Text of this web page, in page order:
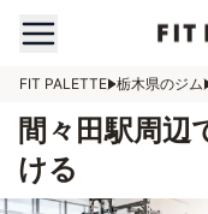
FIT PALETTE 栃木県のジム
間々田駅周辺
ける